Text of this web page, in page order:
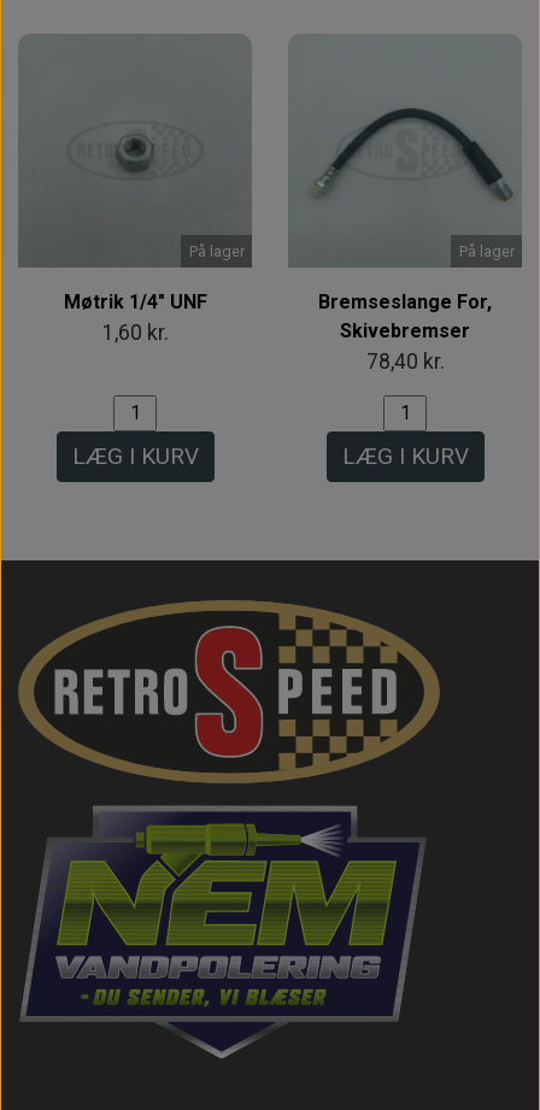
På lager
Møtrik 1/4" UNF
1,60 kr.
LÆG I KURV
På lager
Bremseslange For,
Skivebremser
78,40 kr.
LÆG I KURV